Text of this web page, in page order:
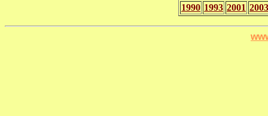
1990 1993 2001 2003